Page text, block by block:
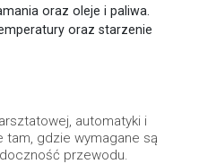
oraz oleje i paliwa.
oraz starzenie
automatyki i
gdzie wymagane są
przewodu.